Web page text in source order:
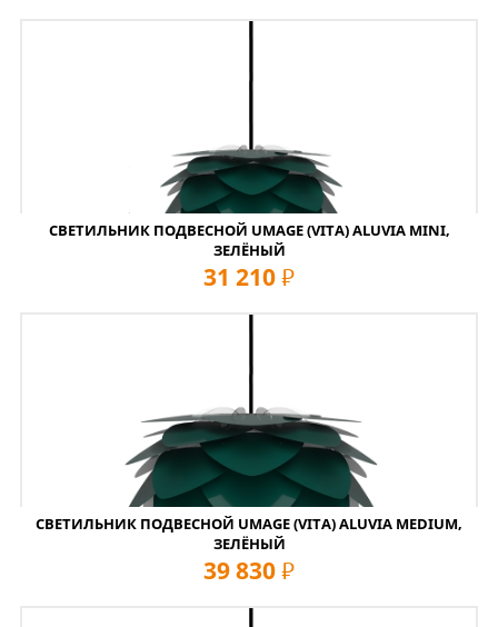
СВЕТИЛЬНИК ПОДВЕСНОЙ UMAGE (VITA) ALUVIA MINI,
ЗЕЛЁНЫЙ
31 210 руб
СВЕТИЛЬНИК ПОДВЕСНОЙ UMAGE (VITA) ALUVIA MEDIUM,
ЗЕЛЁНЫЙ
39 830 руб